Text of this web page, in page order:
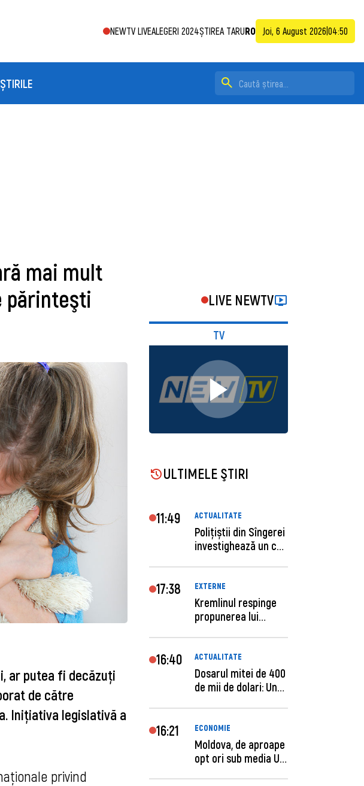
NEWTV LIVEALEGERI 2024ȘTIREA TARURO Joi, 6 August 2026 04:50
mai mult
părinteşti
ar putea fi decăzuţi
de către
Iniţiativa legislativă a
privind
LIVE NEWTV
TV
ULTIMELE ŞTIRI
11:49 ACTUALITATE
Polițiștii din Sîngerei
investighează un caz
17:38 EXTERNE
Kremlinul respinge
propunerea lui
16:40 ACTUALITATE
Dosarul mitei de 400
de mii de dolari: Un
16:21 ECONOMIE
Moldova, de aproape
opt ori sub media UE